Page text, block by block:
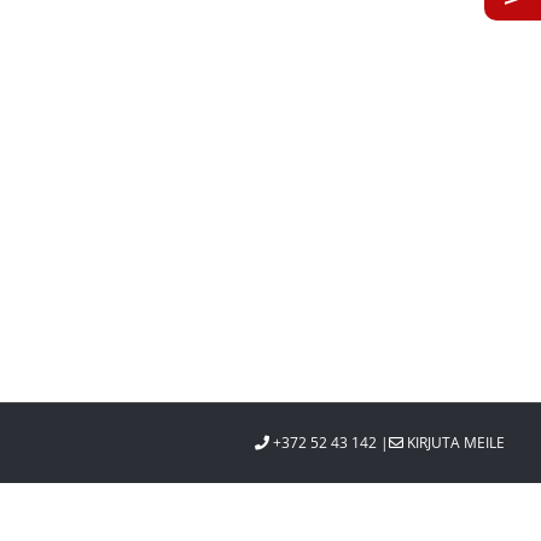
KIRJUTA MEILE
+372 52 43 142 |